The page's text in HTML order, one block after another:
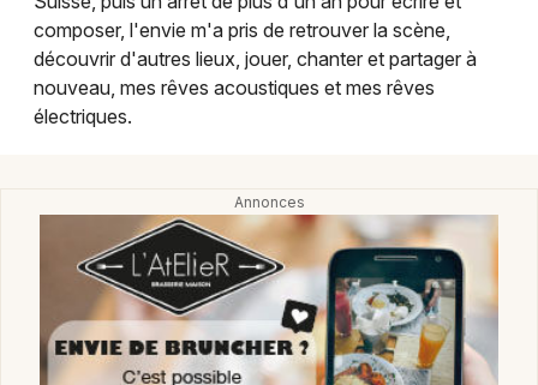
Soirées
Sorties famille
Sorties & loisirs
Chanson française dans le Haut-Rhin
Chanson française en Alsace
Strasbourg
Toulouse
Toutes les villes
composer, l'envie m'a pris de retrouver la scène,
découvrir d'autres lieux, jouer, chanter et partager à
nouveau, mes rêves acoustiques et mes rêves
électriques.